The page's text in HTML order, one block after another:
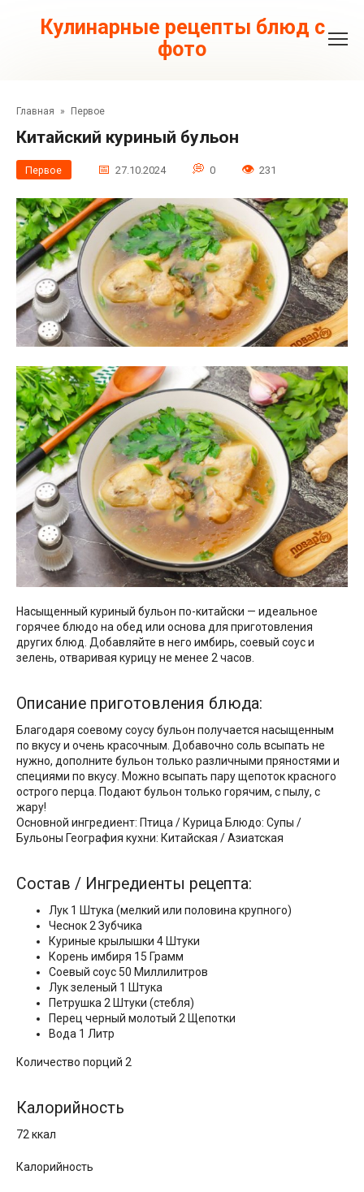
контентуКулинарные рецепты блюд с
фото
Главная » Первое
Китайский куриный бульон
Первое 27.10.2024 0 231
Насыщенный куриный бульон по-китайски — идеальное
горячее блюдо на обед или основа для приготовления
других блюд. Добавляйте в него имбирь, соевый соус и
зелень, отваривая курицу не менее 2 часов.
Описание приготовления блюда:
Благодаря соевому соусу бульон получается насыщенным
по вкусу и очень красочным. Добавочно соль всыпать не
нужно, дополните бульон только различными пряностями и
специями по вкусу. Можно всыпать пару щепоток красного
острого перца. Подают бульон только горячим, с пылу, с
жару!
Основной ингредиент: Птица / Курица Блюдо: Супы /
Бульоны География кухни: Китайская / Азиатская
Состав / Ингредиенты рецепта:
Лук 1 Штука (мелкий или половина крупного)
Чеснок 2 Зубчика
Куриные крылышки 4 Штуки
Корень имбиря 15 Грамм
Соевый соус 50 Миллилитров
Лук зеленый 1 Штука
Петрушка 2 Штуки (стебля)
Перец черный молотый 2 Щепотки
Вода 1 Литр
Количество порций 2
Калорийность
72 ккал
Калорийность